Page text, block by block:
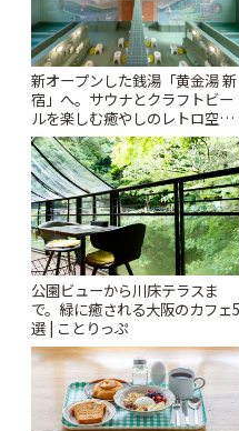
新オープンした銭湯「黄金湯 新
宿」へ。サウナとクラフトビー
ルを楽しむ癒やしのレトロ空間
| ことりっぷ
公園ビューから川床テラスま
で。緑に癒される大阪のカフェ5
選 | ことりっぷ